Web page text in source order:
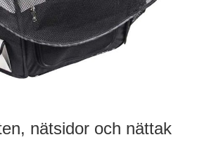
nätsidor och nättak